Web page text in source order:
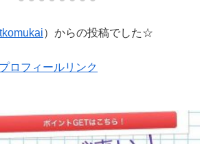
）からの投稿でした☆
ロフィールリンク